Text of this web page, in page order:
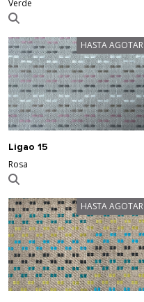
Verde
HASTA AGOTAR
Ligao 15
Rosa
HASTA AGOTAR